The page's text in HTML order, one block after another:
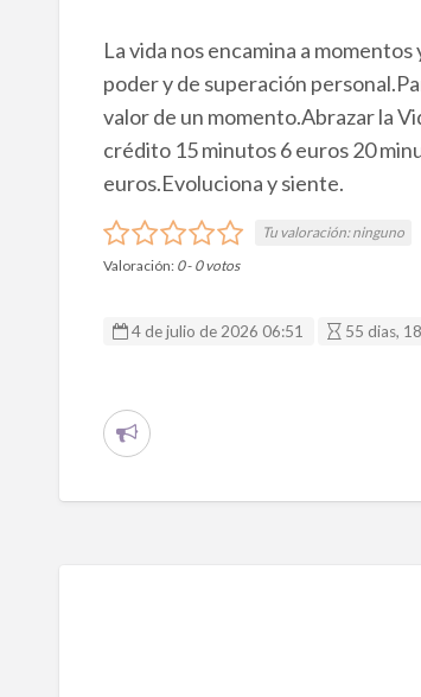
La vida nos encamina a
poder y de superación
valor de un momento.Abrazar la
crédito 15 minutos 6 euros 20
euros.Evoluciona y siente.
Tu valoración:ninguno
Valoración: 0- 0 votos
4 de julio de 2026 06:51 55 dias,
R